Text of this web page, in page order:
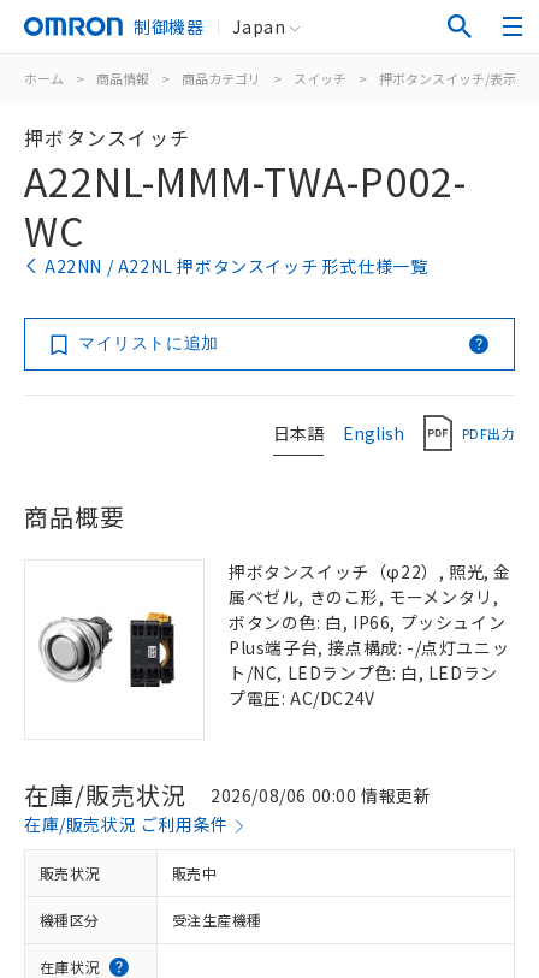
制御機器 Japan
ホーム > 商品情報 > 商品カテゴリ > スイッチ > 押ボタンスイッチ/表示灯
押ボタンスイッチ
A22NL-MMM-TWA-P002-
WC
A22NN / A22NL 押ボタンスイッチ 形式仕様一覧
マイリストに追加
日本語 English PDF出力
商品概要
押ボタンスイッチ（φ22）, 照光, 金
属ベゼル, きのこ形, モーメンタリ,
ボタンの色: 白, IP66, プッシュイン
Plus端子台, 接点構成: -/点灯ユニッ
ト/NC, LEDランプ色: 白, LEDラン
プ電圧: AC/DC24V
在庫/販売状況
2026/08/06 00:00 情報更新
在庫/販売状況 ご利用条件
販売状況 販売中
機種区分 受注生産機種
在庫状況